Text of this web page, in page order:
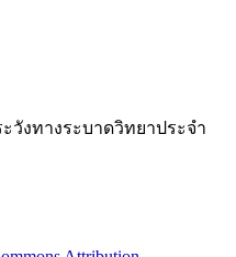
วังทางระบาดวิทยาประจำ